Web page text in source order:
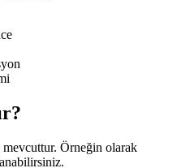
mevcuttur. Örneğin olarak